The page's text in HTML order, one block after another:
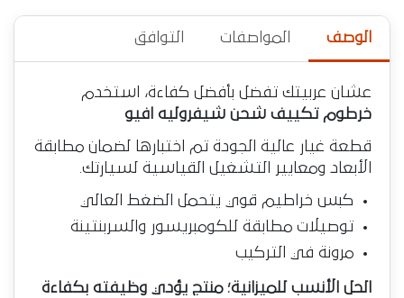
الوصف المواصفات التوافق
عشان عربيتك تفضل بأفضل كفاءة، استخدم
خرطوم تكييف شحن شيفروليه افيو
قطعة غيار عالية الجودة تم اختبارها لضمان مطابقة
الأبعاد ومعايير التشغيل القياسية لسيارتك.
كبس خراطيم قوي يتحمل الضغط العالي
توصيلات مطابقة للكومبريسور والسربنتينة
مرونة في التركيب
الحل الأنسب للميزانية؛ منتج يؤدي وظيفته بكفاءة